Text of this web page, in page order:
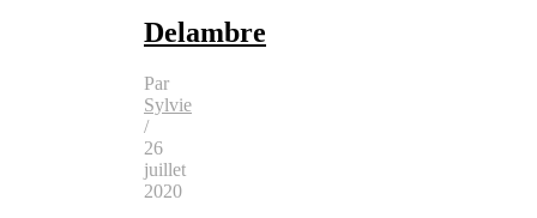
Delambre
Par
Sylvie
/
26
juillet
2020